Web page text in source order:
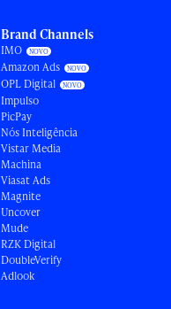
Brand Channels
IMO
Amazon Ads
OPL Digital
Impulso
PicPay
Nós Inteligência
Vistar Media
Machina
Viasat Ads
Magnite
Uncover
Mude
RZK Digital
DoubleVerify
Adlook